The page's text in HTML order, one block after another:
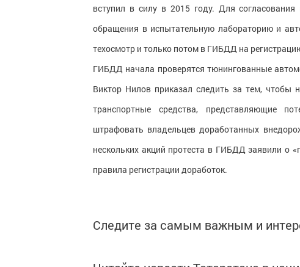
вступил в силу в 2015 году. Для
обращения в испытательную лабораторию и
техосмотр и только потом в ГИБДД на
ГИБДД начала проверятся тюнингованные
Виктор Нилов приказал следить за тем, чтобы
транспортные средства, представляющие
штрафовать владельцев доработанных
нескольких акций протеста в ГИБДД заявили о
правила регистрации доработок.
Следите за самым важным и